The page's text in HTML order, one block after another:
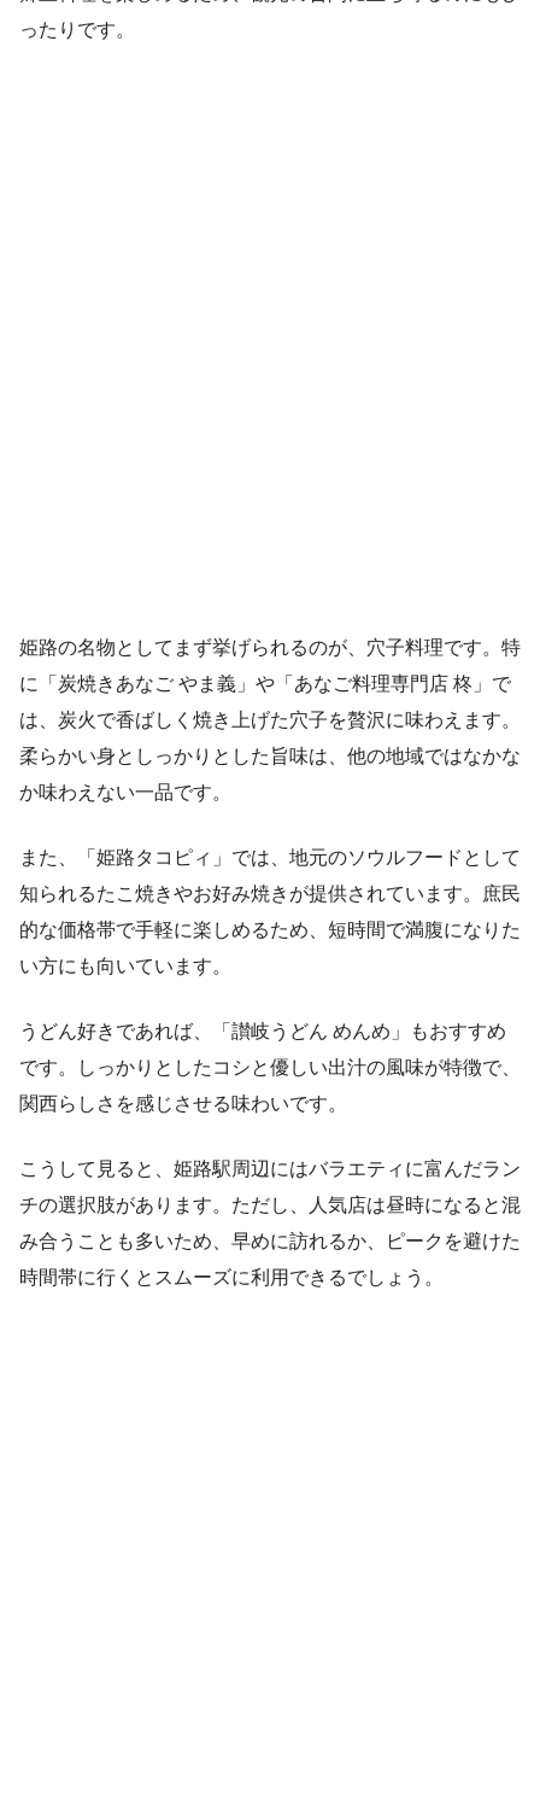
ったりです。
姫路の名物としてまず挙げられるのが、穴子料理です。特
に「炭焼きあなご やま義」や「あなご料理専門店 柊」で
は、炭火で香ばしく焼き上げた穴子を贅沢に味わえます。
柔らかい身としっかりとした旨味は、他の地域ではなかな
か味わえない一品です。
また、「姫路タコピィ」では、地元のソウルフードとして
知られるたこ焼きやお好み焼きが提供されています。庶民
的な価格帯で手軽に楽しめるため、短時間で満腹になりた
い方にも向いています。
うどん好きであれば、「讃岐うどん めんめ」もおすすめ
です。しっかりとしたコシと優しい出汁の風味が特徴で、
関西らしさを感じさせる味わいです。
こうして見ると、姫路駅周辺にはバラエティに富んだラン
チの選択肢があります。ただし、人気店は昼時になると混
み合うことも多いため、早めに訪れるか、ピークを避けた
時間帯に行くとスムーズに利用できるでしょう。